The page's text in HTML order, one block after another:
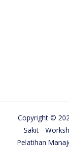
Copyright ©
Sakit -
Pelatihan